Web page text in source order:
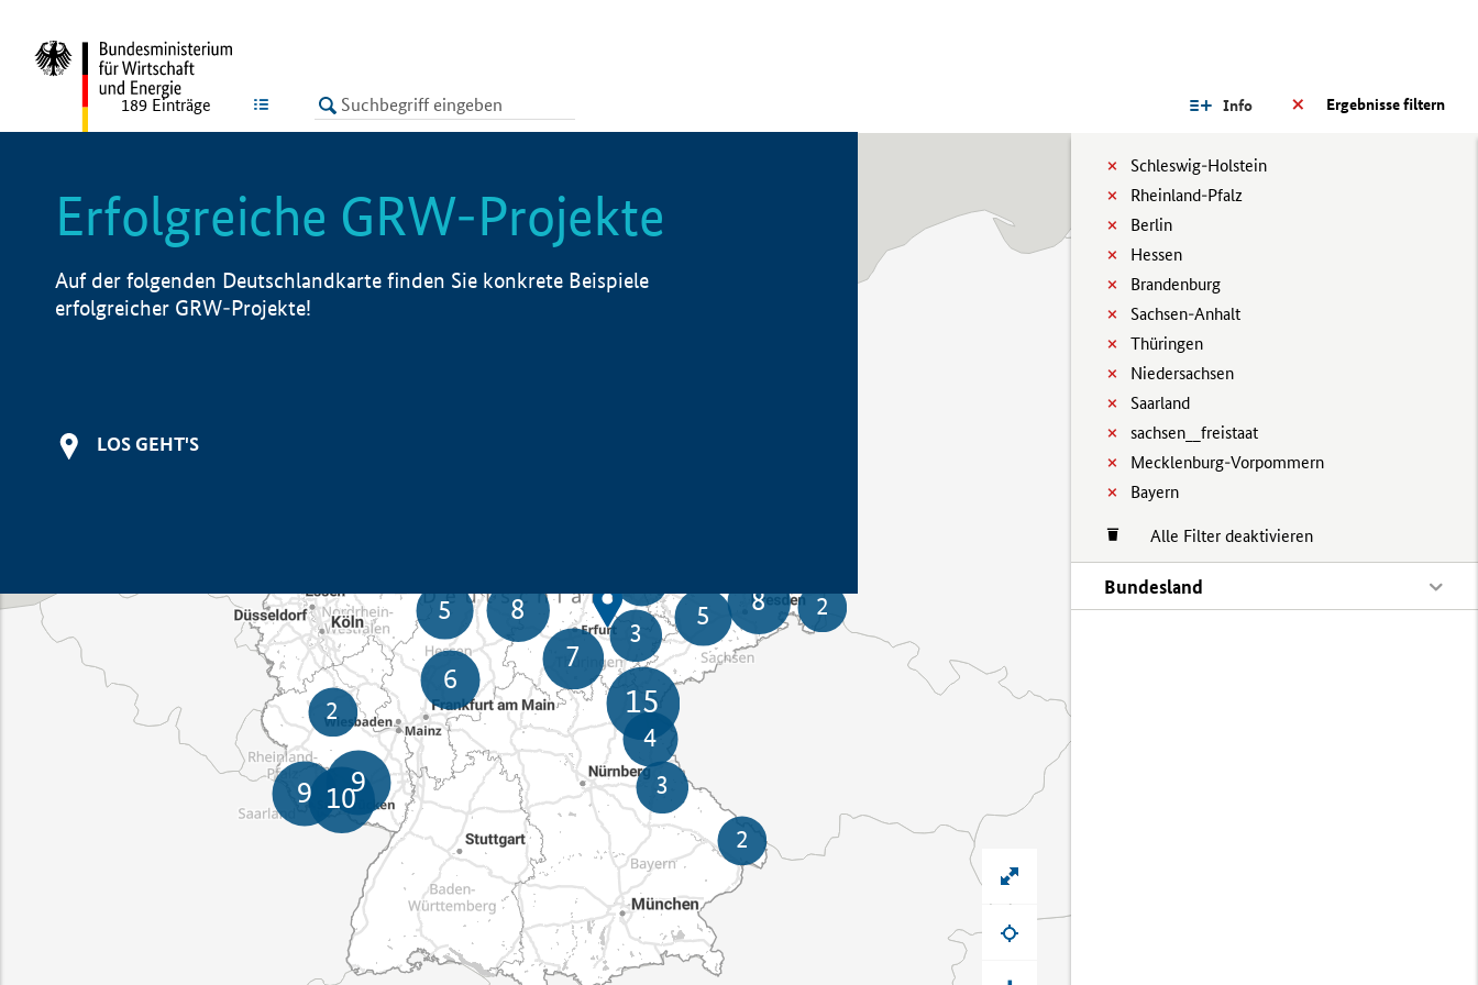
LISTE Ergebnisse filtern
Info
Schleswig-Holstein
Rheinland-Pfalz
Berlin
Hessen
Brandenburg
Sachsen-Anhalt
Thüringen
Niedersachsen
Saarland
sachsen__freistaat
Mecklenburg-Vorpommern
Bayern
Alle Filter deaktivieren
Bundesland
189 Einträge
Erfolgreiche GRW-Projekte
Auf der folgenden Deutschlandkarte finden Sie konkrete Beispiele
erfolgreicher GRW-Projekte!
LOS GEHT'S